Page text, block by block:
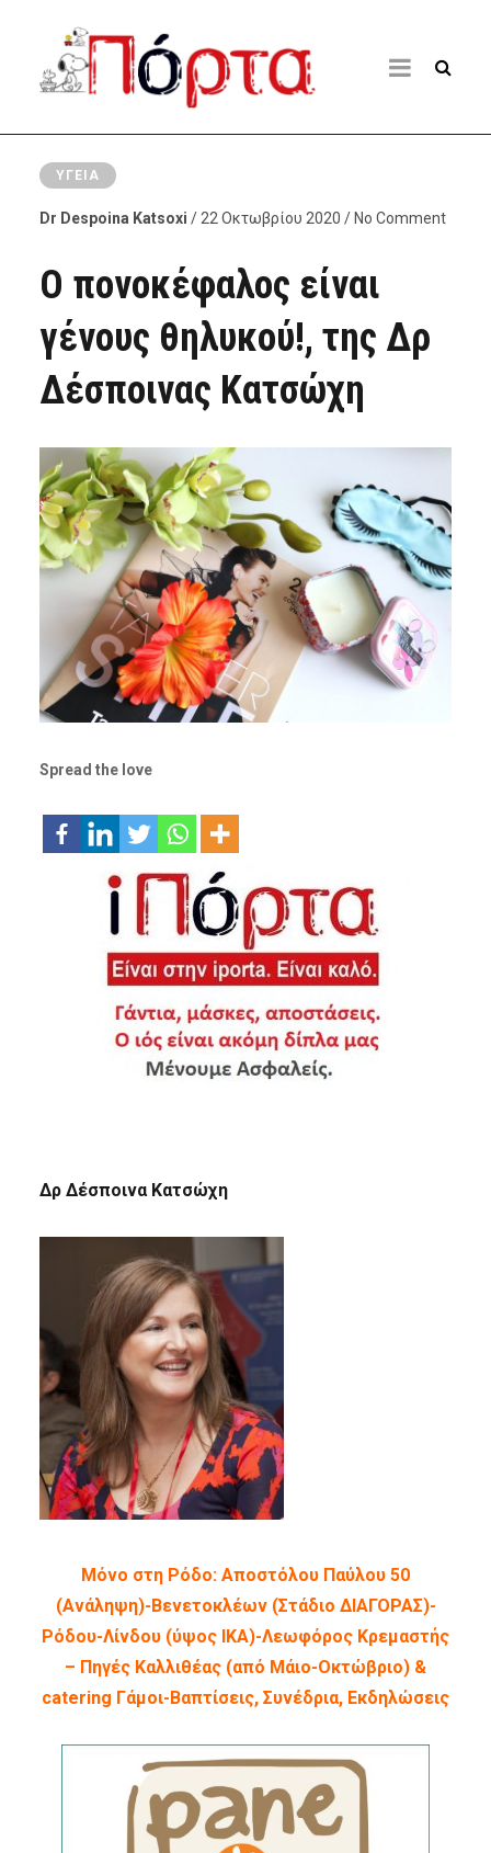
ΥΓΕΊΑ
Dr Despoina Katsoxi / 22 Οκτωβρίου 2020 / No Comment
Ο πονοκέφαλος είναι
γένους θηλυκού!, της Δρ
Δέσποινας Κατσώχη
Spread the love
Δρ Δέσποινα Κατσώχη
Μόνο στη Ρόδο: Αποστόλου Παύλου 50
(Ανάληψη)-Βενετοκλέων (Στάδιο ΔΙΑΓΟΡΑΣ)-
Ρόδου-Λίνδου (ύψος ΙΚΑ)-Λεωφόρος Κρεμαστής
– Πηγές Καλλιθέας (από Μάιο-Οκτώβριο) &
catering Γάμοι-Βαπτίσεις, Συνέδρια, Εκδηλώσεις